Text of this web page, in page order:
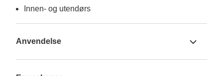
Innen- og utendørs
Anvendelse